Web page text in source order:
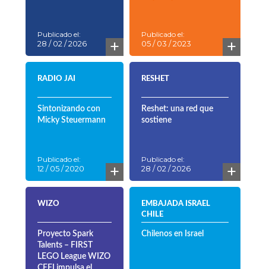
Publicado el:
28 / 02 / 2026 +
Publicado el:
05 / 03 / 2023 +
RADIO JAI
Sintonizando con
Micky Steuermann
Publicado el:
12 / 05 / 2020 +
RESHET
Reshet: una red que
sostiene
Publicado el:
28 / 02 / 2026 +
WIZO
Proyecto Spark
Talents – FIRST
LEGO League WIZO
EMBAJADA ISRAEL
CHILE
Chilenos en Israel